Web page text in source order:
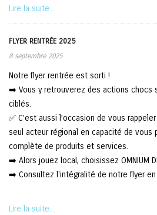
Lire la suite...
FLYER RENTRÉE 2025
8 septembre 2025
Notre flyer rentrée est sorti !
➡️ Vous y retrouverez des actions chocs
ciblés.
✅ C’est aussi l’occasion de vous rappeler
seul acteur régional en capacité de vous
complète de produits et services.
➡️ Alors jouez local, choisissez OMNIUM
➡️ Consultez l'intégralité de notre flyer en
Lire la suite...